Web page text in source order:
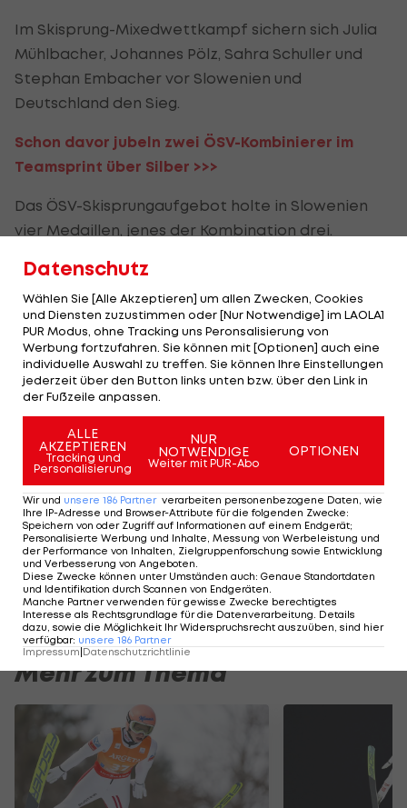
Im Skisprung-Mixedwettkampf sichern sich Julia
Mühlbacher, Johannes Pölz, Sahra Schuller und
Stephan Embacher vor Slowenien und
Deutschland den Sieg.
Schon davor jubeln zwei ÖSV-Kombinierer im
Teamsprint über Silber >>>
Das ÖSV-Skisprungaufgebot holte in Slowenien
vier Medaillen, jenes der Kombination drei.
Stefan Kraft siegt in
Lake Placid
Skispringen
holt Gold bei Junioren-
WM
ÖSV-Junioren versilbern
WM-Teamsprint in
Planica
Nord. Kombi
Mehr zum Thema
Datenschutz
Wählen Sie [Alle Akzeptieren] um allen Zwecken, Cookies
und Diensten zuzustimmen oder [Nur Notwendige] im LAOLA1
PUR Modus, ohne Tracking uns Peronsalisierung von
Werbung fortzufahren. Sie können mit [Optionen] auch eine
individuelle Auswahl zu treffen. Sie können Ihre Einstellungen
jederzeit über den Button links unten bzw. über den Link in
der Fußzeile anpassen.
ALLE
AKZEPTIEREN
Tracking und
Personalisierung
NUR
NOTWENDIGE
Weiter mit PUR-Abo
OPTIONEN
Wir und unsere 186 Partner verarbeiten personenbezogene Daten, wie
Ihre IP-Adresse und Browser-Attribute für die folgenden Zwecke:
Speichern von oder Zugriff auf Informationen auf einem Endgerät;
Personalisierte Werbung und Inhalte, Messung von Werbeleistung und
der Performance von Inhalten, Zielgruppenforschung sowie Entwicklung
und Verbesserung von Angeboten.
Diese Zwecke können unter Umständen auch: Genaue Standortdaten
und Identifikation durch Scannen von Endgeräten.
Manche Partner verwenden für gewisse Zwecke berechtigtes
Interesse als Rechtsgrundlage für die Datenverarbeitung. Details
dazu, sowie die Möglichkeit Ihr Widerspruchsrecht auszuüben, sind hier
verfügbar: unsere 186 Partner
Impressum Datenschutzrichtlinie